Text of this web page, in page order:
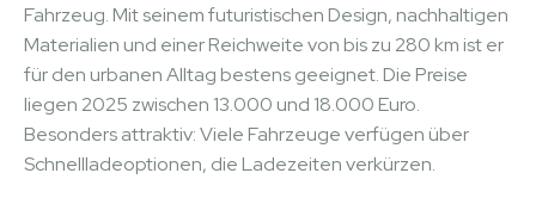
Fahrzeug. Mit seinem futuristischen Design, nachhaltigen
Materialien und einer Reichweite von bis zu 280 km ist er
für den urbanen Alltag bestens geeignet. Die Preise
liegen 2025 zwischen 13.000 und 18.000 Euro.
Besonders attraktiv: Viele Fahrzeuge verfügen über
Schnellladeoptionen, die Ladezeiten verkürzen.